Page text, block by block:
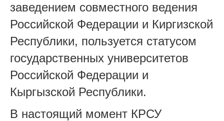
заведением совместного ведения
Российской Федерации и Киргизской
Республики, пользуется статусом
государственных университетов
Российской Федерации и
Кыргызской Республики.
В настоящий момент КРСУ